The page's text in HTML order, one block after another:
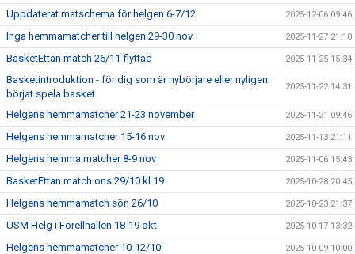
Uppdaterat matschema för helgen 6-7/12 2025-12-06 09:46
Inga hemmamatcher till helgen 29-30 nov 2025-11-27 21:10
BasketEttan match 26/11 flyttad 2025-11-25 15:34
Basketintroduktion - för dig som är nybörjare eller nyligen
börjat spela basket
2025-11-22 14:31
Helgens hemmamatcher 21-23 november 2025-11-21 09:46
Helgens hemmamatcher 15-16 nov 2025-11-13 21:11
Helgens hemma matcher 8-9 nov 2025-11-06 15:43
BasketEttan match ons 29/10 kl 19 2025-10-28 20:45
Helgens hemmamatch sön 26/10 2025-10-23 21:37
USM Helg i Forellhallen 18-19 okt 2025-10-17 13:32
Helgens hemmamatcher 10-12/10 2025-10-09 10:00